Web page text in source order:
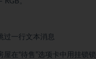
过一行文本消息
在“待售”选项卡中用挂锁